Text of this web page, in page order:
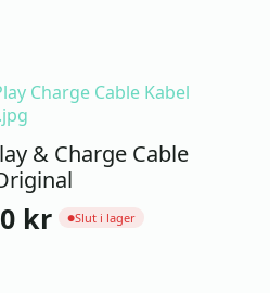
& Charge Cable
kr ●Slut i lager